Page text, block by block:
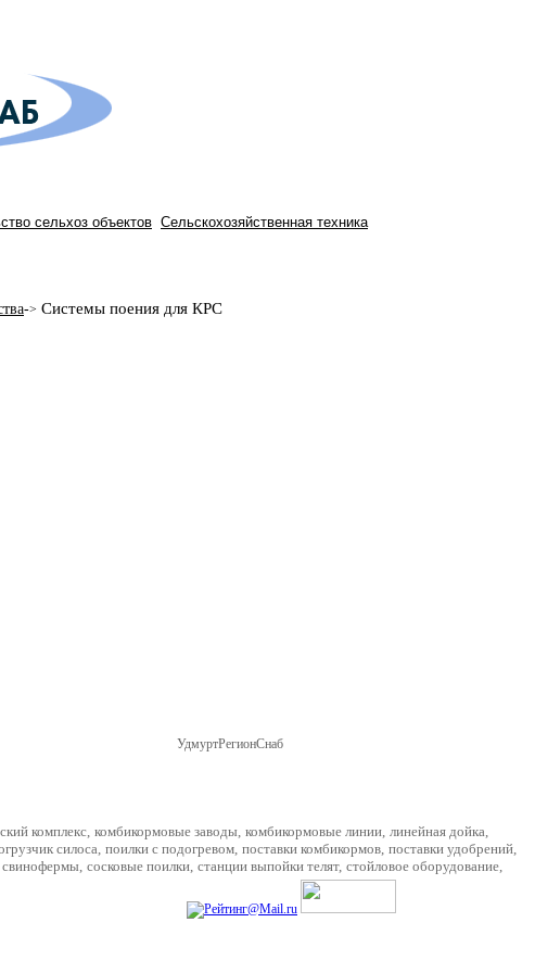
сельхоз объектов Сельскохозяйственная техника
-> Системы поения для КРС
комплекс, комбикормовые заводы, комбикормовые линии, линейная дойка,
силоса, поилки с подогревом, поставки комбикормов, поставки удобрений,
свинофермы, сосковые поилки, станции выпойки телят, стойловое оборудование,
УдмуртРегионСнаб